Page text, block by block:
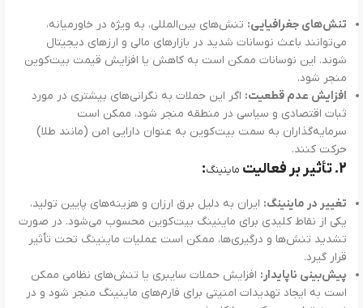
تنش‌های جغرافیایی: تنش‌های بین‌المللی، به ویژه در خاورمیانه،
می‌توانند باعث نوسانات شدید در بازارهای مالی و ارزهای دیجیتال
شوند. این نوسانات ممکن است به کاهش یا افزایش قیمت بیت‌کوین
منجر شود.
افزایش عدم قطعیت: اگر این حملات به نگرانی‌های بیشتری در مورد
ثبات اقتصادی و سیاسی در منطقه منجر شود، ممکن است
سرمایه‌گذاران به سمت بیت‌کوین به عنوان دارایی امن (مانند طلا)
حرکت کنند.
2. تأثیر بر فعالیت ماینینگ:
تغییر در ماینینگ: ایران به دلیل برق ارزان و هزینه‌های پایین تولید،
یکی از نقاط کلیدی برای ماینینگ بیت‌کوین محسوب می‌شود. در صورت
تشدید تنش‌ها و درگیری‌ها، ممکن است عملیات ماینینگ تحت تأثیر
قرار گیرد.
پیش‌بینی ناپایدار: افزایش حملات سایبری یا تنش‌های نظامی ممکن
است به ایجاد تهدیدات امنیتی برای فارم‌های ماینینگ منجر شود و در